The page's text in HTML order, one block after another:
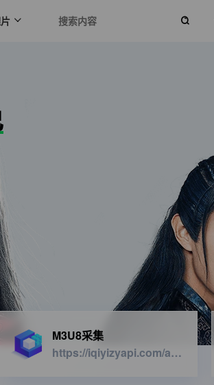
M3U8采集
https://iqiyizyapi.com/api.php/provide/vod/from/snm3u8/at/xml